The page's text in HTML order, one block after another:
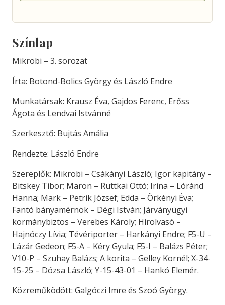
Színlap
Mikrobi – 3. sorozat
Írta: Botond-Bolics György és László Endre
Munkatársak: Krausz Éva, Gajdos Ferenc, Erőss
Ágota és Lendvai Istvánné
Szerkesztő: Bujtás Amália
Rendezte: László Endre
Szereplők: Mikrobi – Csákányi László; Igor kapitány –
Bitskey Tibor; Maron – Ruttkai Ottó; Irina – Lóránd
Hanna; Mark – Petrik József; Edda – Örkényi Éva;
Fantó bányamérnök – Dégi István; Járványügyi
kormánybiztos – Verebes Károly; Hírolvasó –
Hajnóczy Lívia; Tévériporter – Harkányi Endre; F5-U –
Lázár Gedeon; F5-A – Kéry Gyula; F5-I – Balázs Péter;
V10-P – Szuhay Balázs; A korita – Gelley Kornél; X-34-
15-25 – Dózsa László; Y-15-43-01 – Hankó Elemér.
Közreműködött: Galgóczi Imre és Szoó György.